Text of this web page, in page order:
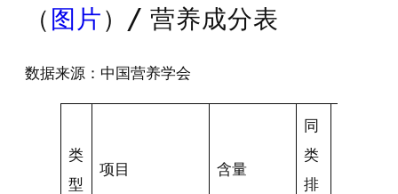
（ 图片 ）/ 营养成分表
数据来源：中国营养学会
类
型
项目 含量
同
类
排